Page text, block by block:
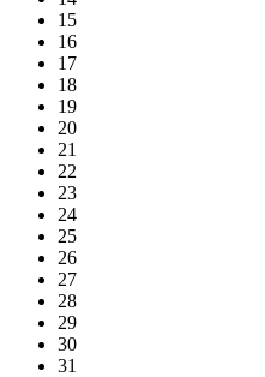
15
16
17
18
19
20
21
22
23
24
25
26
27
28
29
30
31